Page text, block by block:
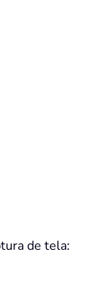
de tela: